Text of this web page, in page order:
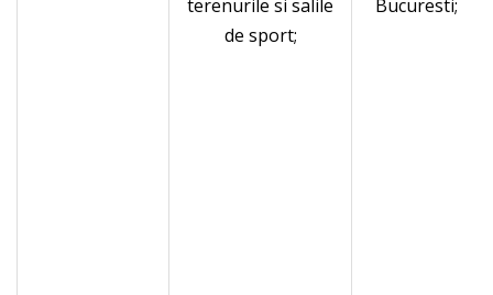
terenurile si salile
de sport;
Bucuresti;